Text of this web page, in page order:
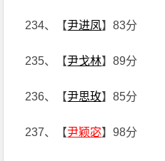
234、【尹进凤】83分
235、【尹戈林】89分
236、【尹思玫】85分
237、【尹颖宓】98分